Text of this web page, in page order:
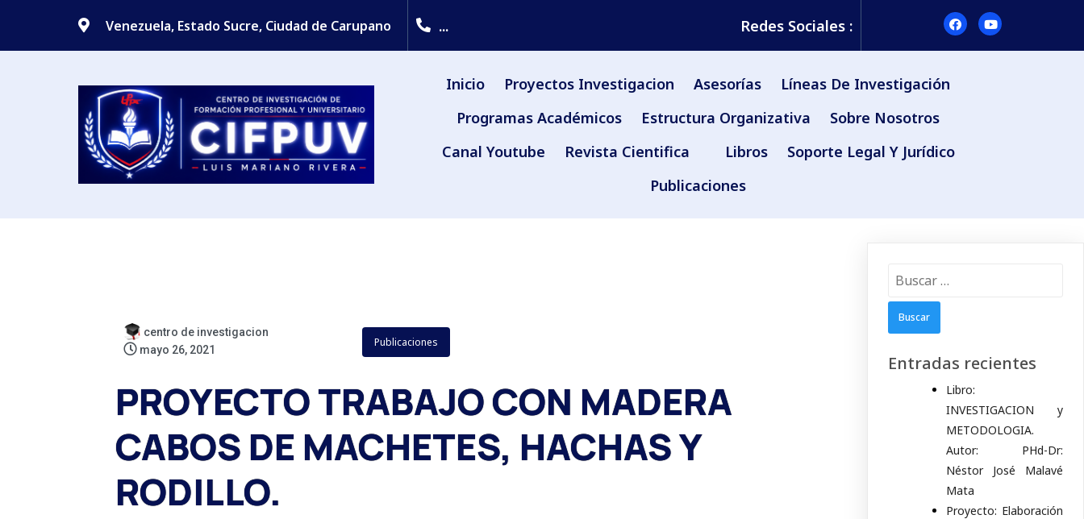
Venezuela, Estado Sucre, Ciudad de Carupano ... Redes Sociales :
Inicio Proyectos Investigacion Asesorías
Líneas De Investigación
Programas Académicos
Estructura Organizativa
Sobre Nosotros
Canal Youtube
Revista Cientifica Libros
Soporte Legal Y Jurídico
Publicaciones
centro de investigacion
mayo 26, 2021
Publicaciones
PROYECTO TRABAJO CON MADERA
CABOS DE MACHETES, HACHAS Y
RODILLO.
Entradas recientes
Libro:
INVESTIGACION y
METODOLOGIA.
Autor: PHd-Dr:
Néstor José Malavé
Mata
Proyecto: Elaboración